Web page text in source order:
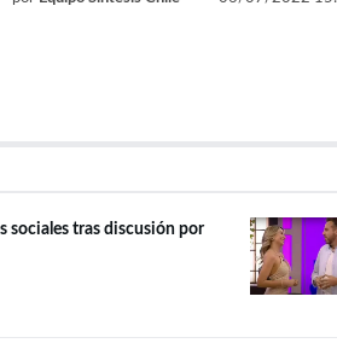
sociales tras discusión por